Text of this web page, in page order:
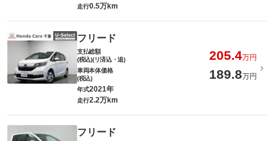
走行0.5万km
フリード
支払総額
(税込)(リ済込・追)
205.4万円
車両本体価格
(税込)
189.8万円
年式2021年
走行2.2万km
フリード